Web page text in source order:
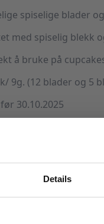
Details
spiselige blader
med spiselig blekk
å bruke på
9g. (12 blader og 5
30.10.2025
LEGG I